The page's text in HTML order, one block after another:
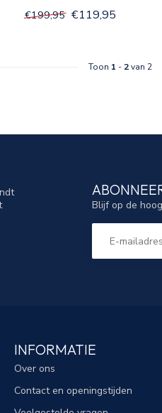
€199,95 €119,95
Toon 1 - 2van 2
Blijf op de
INFORMATIE
Over ons
Contact en openingstijden